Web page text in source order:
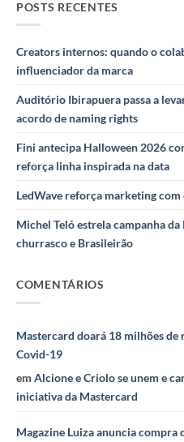
POSTS RECENTES
Creators internos: quando o
influenciador da marca
Auditório Ibirapuera passa a
acordo de naming rights
Fini antecipa Halloween 2026
reforça linha inspirada na data
LedWave reforça marketing com
Michel Teló estrela campanha
churrasco e Brasileirão
COMENTÁRIOS
Mastercard doará 18 milhões de
Covid-19
em Alcione e Criolo se unem e
iniciativa da Mastercard
Magazine Luiza anuncia compra